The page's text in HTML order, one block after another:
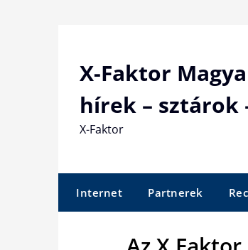
X-Faktor
hírek – sztárok
X-Faktor
Internet Partnerek